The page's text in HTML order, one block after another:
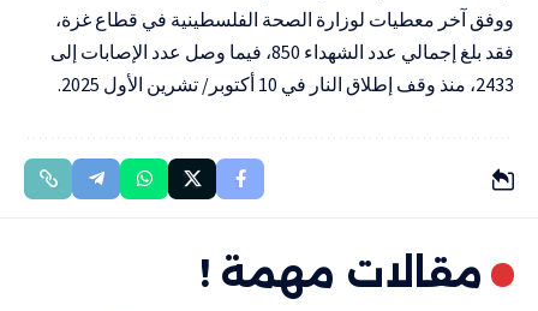
ووفق آخر معطيات لوزارة الصحة الفلسطينية في قطاع غزة،
فقد بلغ إجمالي عدد الشهداء 850، فيما وصل عدد الإصابات إلى
2433، منذ وقف إطلاق النار في 10 أكتوبر/ تشرين الأول 2025.
مقالات مهمة !